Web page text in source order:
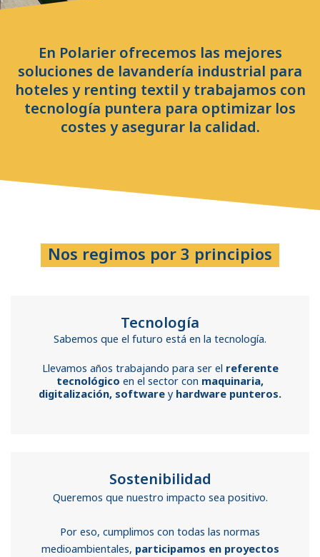
En Polarier ofrecemos las mejores
soluciones de lavandería industrial para
hoteles y renting textil y trabajamos con
tecnología puntera para optimizar los
costes y asegurar la calidad.
Nos regimos por 3 principios
Tecnología
Sabemos que el futuro está en la tecnología.
Llevamos años trabajando para ser el referente
tecnológico en el sector con maquinaria,
digitalización, software yhardware punteros.
Sostenibilidad
Queremos que nuestro impacto sea positivo.
Por eso, cumplimos con todas las normas
medioambientales, participamos en proyectos